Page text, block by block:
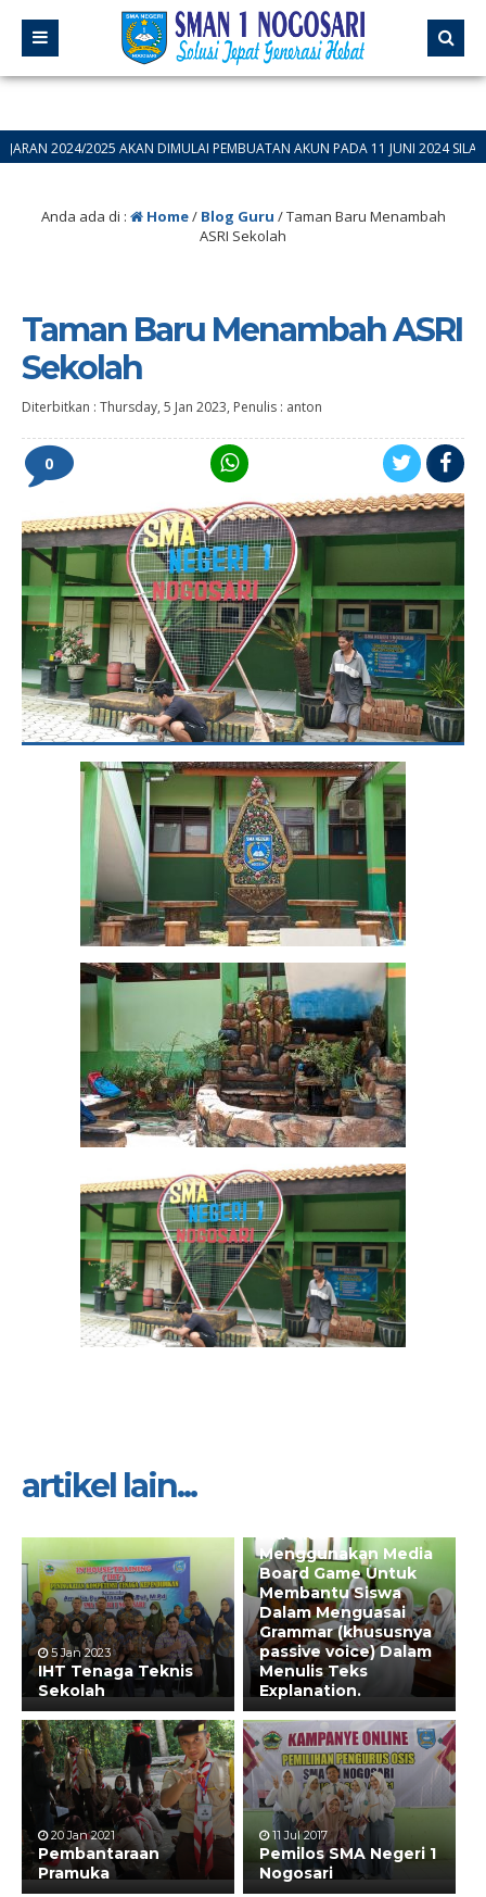
2025 AKAN DIMULAI PEMBUATAN AKUN PADA 11 JUNI 2024 SILAHKAN BAGI
Anda ada di : Home/ Blog Guru /Taman Baru Menambah
ASRI Sekolah
Taman Baru Menambah ASRI
Sekolah
Diterbitkan : Thursday, 5 Jan 2023, Penulis : anton
0
artikel lain...
5 Jan 2023
IHT Tenaga Teknis
Sekolah
Practice
Menggunakan Media
Board Game Untuk
Membantu Siswa
Dalam Menguasai
Grammar (khususnya
passive voice) Dalam
Menulis Teks
Explanation.
20 Jan 2021
Pembantaraan
Pramuka
11 Jul 2017
Pemilos SMA Negeri 1
Nogosari